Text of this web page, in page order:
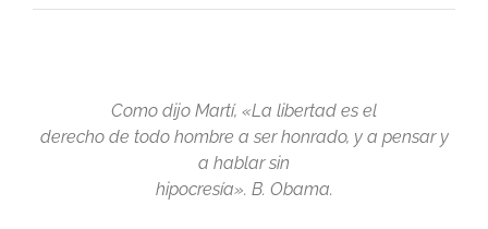
Como dijo Martí, «La libertad es el
derecho de todo hombre a ser honrado, y a pensar y
a hablar sin
hipocresía». B. Obama.